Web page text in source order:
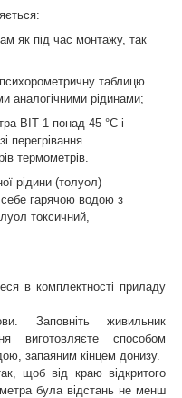
як під час монтажу, так
таблицю
аналогічними рідинами;
ВІТ-1 понад 45 °C і
перегрівання
термометрів.
рідини (толуол)
гарячою водою з
токсичний,
в комплектності приладу
Заповніть живильник
виготовляєте способом
запаяним кінцем донизу.
щоб від краю відкритого
була відстань не менш